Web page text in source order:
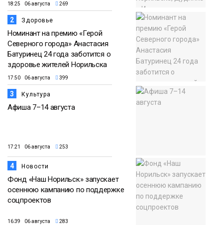
18:25 06 августа 269
2 Здоровье
Номинант на премию «Герой
Северного города» Анастасия
Батуринец 24 года заботится о
здоровье жителей Норильска
17:50 06 августа 399
3 Культура
Афиша 7–14 августа
17:21 06 августа 253
4 Новости
Фонд «Наш Норильск» запускает
осеннюю кампанию по поддержке
соцпроектов
16:39 06 августа 283